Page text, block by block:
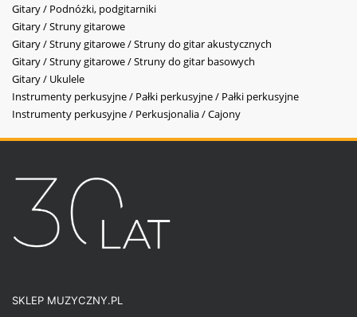
Gitary / Podnóżki, podgitarniki
Gitary / Struny gitarowe
Gitary / Struny gitarowe / Struny do gitar akustycznych
Gitary / Struny gitarowe / Struny do gitar basowych
Gitary / Ukulele
Instrumenty perkusyjne / Pałki perkusyjne / Pałki perkusyjne
Instrumenty perkusyjne / Perkusjonalia / Cajony
SKLEP MUZYCZNY.PL